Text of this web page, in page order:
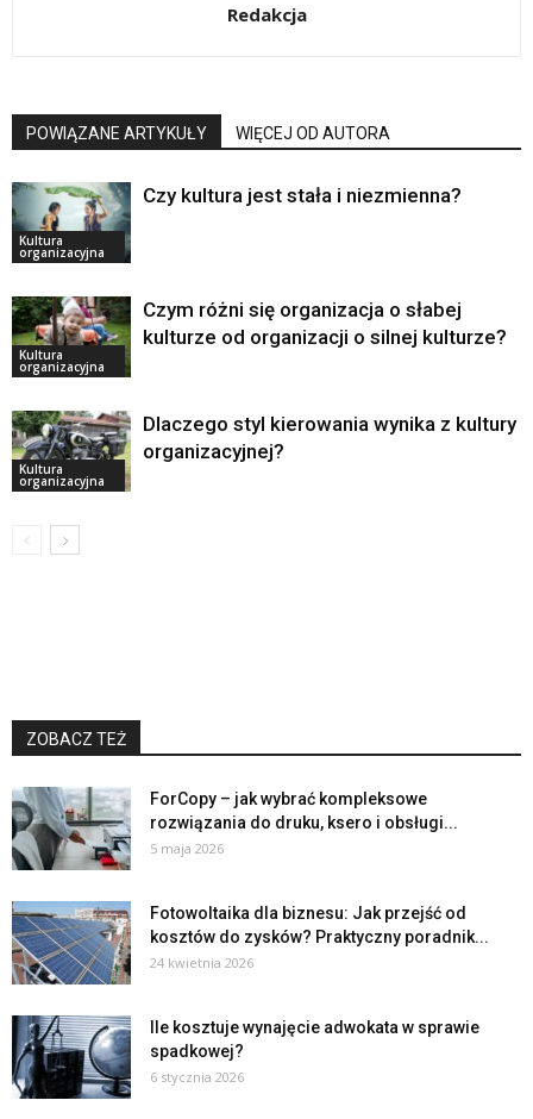
Redakcja
POWIĄZANE ARTYKUŁY WIĘCEJ OD AUTORA
Kultura
organizacyjna
Czy kultura jest stała i niezmienna?
Kultura
organizacyjna
Czym różni się organizacja o słabej
kulturze od organizacji o silnej kulturze?
Kultura
organizacyjna
Dlaczego styl kierowania wynika z kultury
organizacyjnej?
ZOBACZ TEŻ
ForCopy – jak wybrać kompleksowe
rozwiązania do druku, ksero i obsługi...
5 maja 2026
Fotowoltaika dla biznesu: Jak przejść od
kosztów do zysków? Praktyczny poradnik...
24 kwietnia 2026
Ile kosztuje wynajęcie adwokata w sprawie
spadkowej?
6 stycznia 2026